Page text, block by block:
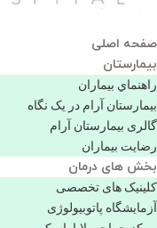
صفحه اصلی
بيمارستان
راهنماي بیماران
بیمارستان آرام در یک نگاه
گالری بیمارستان آرام
رضایت بیماران
بخش های درمان
کلینیک های تخصصی
آزمایشگاه پاتوبیولوژی